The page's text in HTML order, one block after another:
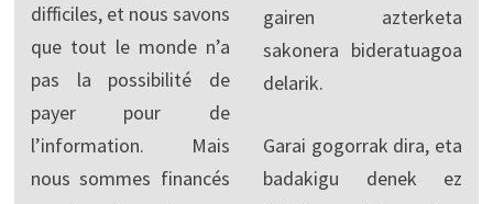
difficiles, et nous savons
que tout le monde n’a
pas la possibilité de
payer pour de
l’information. Mais
nous sommes financés
gairen azterketa
sakonera bideratuagoa
delarik.
Garai gogorrak dira, eta
badakigu denek ez